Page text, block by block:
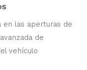
en las aperturas de
de
vehículo